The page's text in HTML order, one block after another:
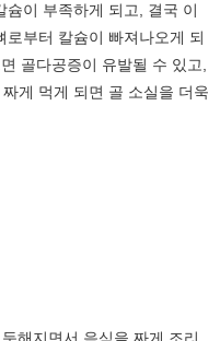
이 부족하게 되고, 결국 이
부터 칼슘이 빠져나오게 되
골다공증이 유발될 수 있고,
게 먹게 되면 골 소실을 더욱